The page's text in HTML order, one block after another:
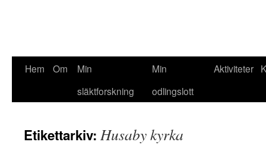
Hem Om
Min
släktforskning
Min
odlingslott
Aktiviteter
Etikettarkiv: Husaby kyrka